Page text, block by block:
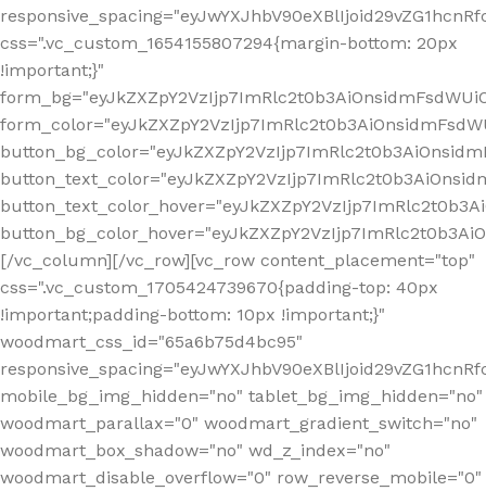
css=".vc_custom_1654155807294{margin-bottom: 20px
!important;}"
[/vc_column][/vc_row][vc_row content_placement="top"
css=".vc_custom_1705424739670{padding-top: 40px
!important;padding-bottom: 10px !important;}"
woodmart_css_id="65a6b75d4bc95"
mobile_bg_img_hidden="no" tablet_bg_img_hidden="no"
woodmart_parallax="0" woodmart_gradient_switch="no"
woodmart_box_shadow="no" wd_z_index="no"
woodmart_disable_overflow="0" row_reverse_mobile="0"